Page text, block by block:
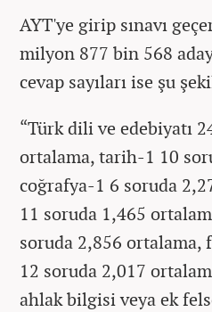
AYT'ye girip sınavı
milyon 877 bin 568
cevap sayıları ise şu
“Türk dili ve edebiyatı
ortalama, tarih-1 10
coğrafya-1 6 soruda
11 soruda 1,465
soruda 2,856 ortalama,
12 soruda 2,017
ahlak bilgisi veya ek